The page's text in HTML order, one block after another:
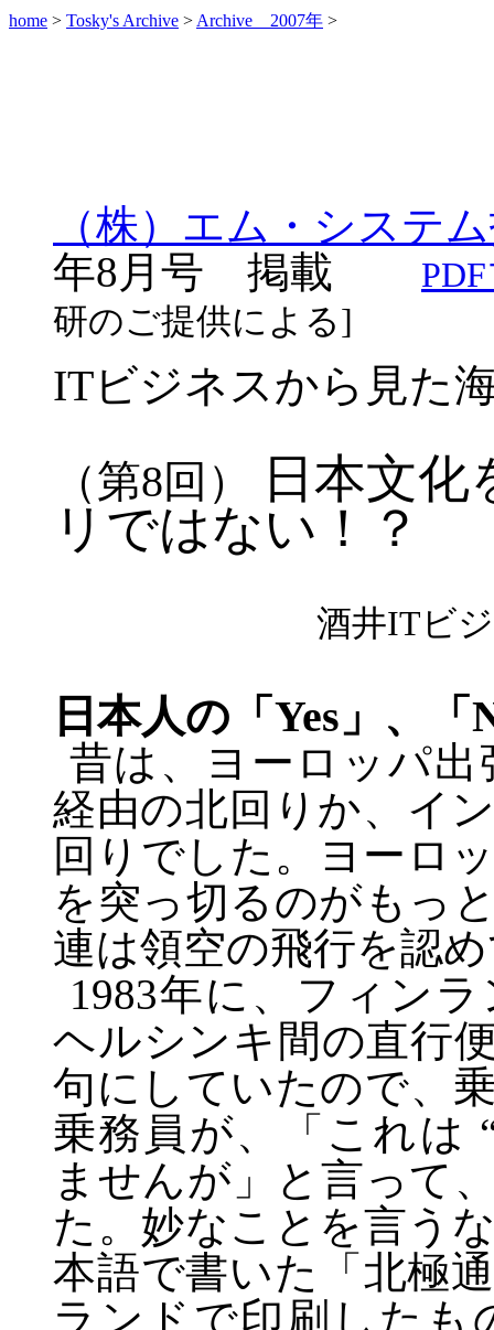
home > Tosky's Archive > Archive 2007年 >
（株）エム・システ
年8月号 掲載
研のご提供による]
ITビジネスから見た
（第8回）
日本文
リではない！？
酒井IT ビ
日本人の「 Yes 」、「
昔は、ヨーロッパ
経由の北回りか、イ
回りでした。ヨーロ
を突っ切るのがもっ
連は領空の飛行を認
1983年に、フィン
ヘルシンキ間の直行
句にしていたので、
乗務員が、「これは
ませんが」と言って
た。妙なことを言う
本語で書いた「北極
ランドで印刷したも